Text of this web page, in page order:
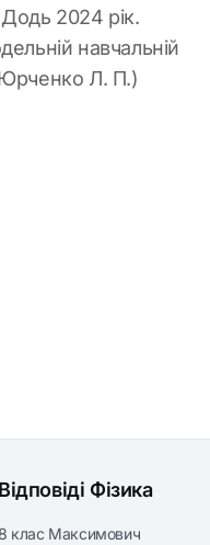
2024 рік.
навчальній
Юрченко Л. П.)
Відповіді Фізика
8 клас Максимович